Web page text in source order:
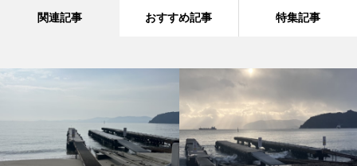
関連記事 おすすめ記事 特集記事